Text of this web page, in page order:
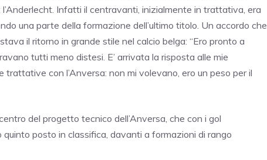
Infatti il centravanti, inizialmente in trattativa, era
una parte della formazione dell’ultimo titolo. Un accordo che
il ritorno in grande stile nel calcio belga: “Ero pronto a
tutti meno distesi. E’ arrivata la risposta alle mie
con l’Anversa: non mi volevano, ero un peso per il
del progetto tecnico dell’Anversa, che con i gol
posto in classifica, davanti a formazioni di rango